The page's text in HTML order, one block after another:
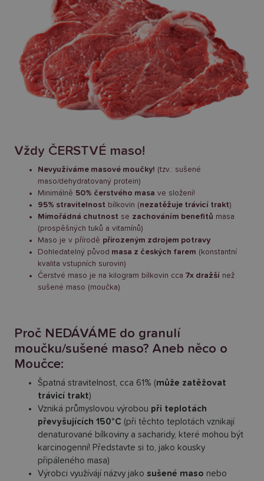
Vždy ČERSTVÉ maso!
Nevyužíváme masové moučky! (tzv.: sušené
maso/dehydratovaný protein)
Minimálně 50% čerstvého masa ve složení!
95% stravitelnost bílkovin (nezatěžuje trávicí trakt)
Mimořádná chutnost se zachováním benefitů masa
(prospěšných tuků a vitamínů)
Maso je v přírodě přirozeným zdrojem potravy
Dohledatelný původ masa z českých farem (konstantní
kvalita vstupních surovin)
Čerstvé maso je na kilogram bílkovin cca 7x dražší než
sušené maso (moučka)
Proč NEDÁVÁME do granulí
moučku/sušené maso? Aneb něco o
Moučce:
Špatná stravitelnost, cca 61% (může zatěžovat
trávicí trakt)
Vzniká průmyslovou výrobou při teplotách
převyšujících 150°C (při těchto teplotách vznikají
denaturované bílkoviny a sacharidy, které mohou být
karcinogenní! Představte si to, jako kousky
připáleného masa)
Výrobci využívájí názvy jako sušené maso nebo